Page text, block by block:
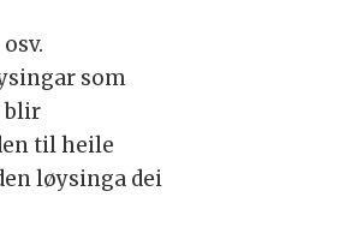
som
blir
til heile
løysinga dei